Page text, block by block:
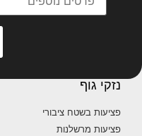
נזקי גוף
פציעות בשטח ציבורי
פציעות מרשלנות